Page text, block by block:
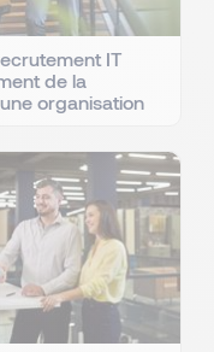
IT
de la
organisation